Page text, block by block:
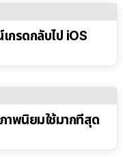
กรดกลับไป iOS
าพนิยมใช้มากที่สุด